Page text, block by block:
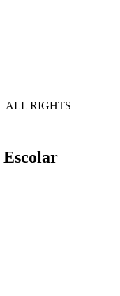
ALL RIGHTS